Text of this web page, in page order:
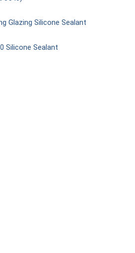
Glazing Silicone Sealant
Silicone Sealant